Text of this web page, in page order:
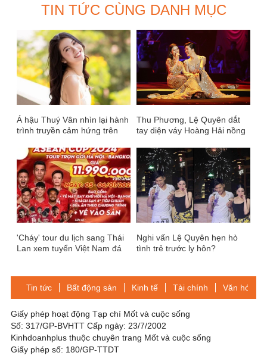
TIN TỨC CÙNG DANH MỤC
Á hậu Thuý Vân nhìn lại hành
trình truyền cảm hứng trên
Thu Phương, Lệ Quyên dắt
tay diện váy Hoàng Hải nồng
'Cháy' tour du lịch sang Thái
Lan xem tuyển Việt Nam đá
Nghi vấn Lệ Quyên hẹn hò
tình trẻ trước ly hôn?
Tin tức Bất động sản Kinh tế Tài chính Văn hóa-
Giấy phép hoạt động Tạp chí Mốt và cuộc sống
Số: 317/GP-BVHTT Cấp ngày: 23/7/2002
Kinhdoanhplus thuộc chuyên trang Mốt và cuộc sống
Giấy phép số: 180/GP-TTDT